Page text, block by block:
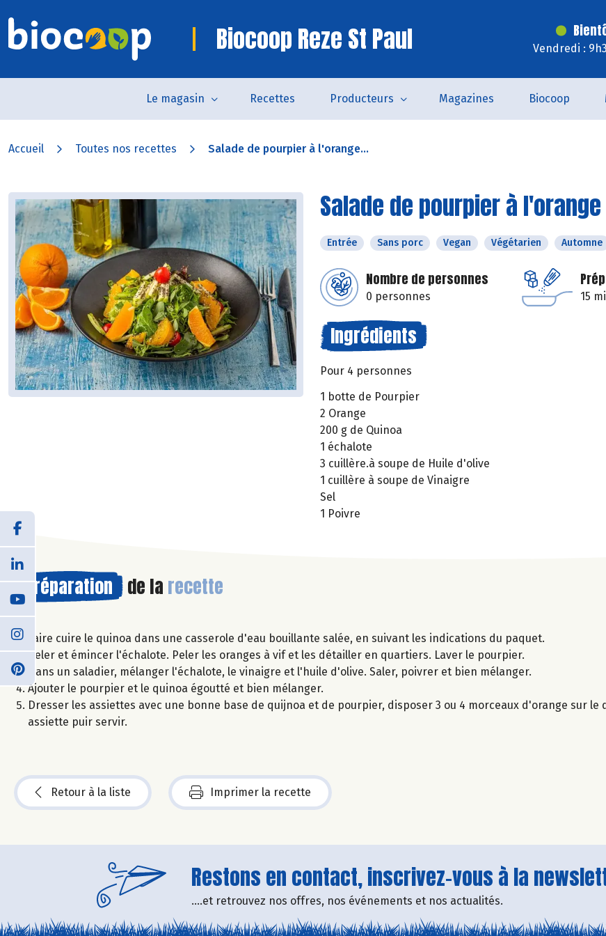
Biocoop Reze St Paul Vendredi :
Le magasin Recettes Producteurs Magazines Biocoop
Accueil Toutes nos recettes Salade de pourpier à l'orange...
Salade de pourpier à
Entrée Sans porc Vegan Végétarien Automne
Nombre de personnes
0 personnes 15
Ingrédients
Pour 4 personnes
1 botte de Pourpier
2 Orange
200 g de Quinoa
1 échalote
3 cuillère.à soupe de Huile d'olive
1 cuillère à soupe de Vinaigre
Sel
1 Poivre
Préparation de la recette
Faire cuire le quinoa dans une casserole d'eau bouillante salée, en suivant les indications du paquet.
Peler et émincer l'échalote. Peler les oranges à vif et les détailler en quartiers. Laver le pourpier.
Dans un saladier, mélanger l'échalote, le vinaigre et l'huile d'olive. Saler, poivrer et bien mélanger.
Ajouter le pourpier et le quinoa égoutté et bien mélanger.
Dresser les assiettes avec une bonne base de quijnoa et de pourpier, disposer 3 ou 4 morceaux d'orange sur le
assiette puir servir.
Retour à la liste Imprimer la recette
Restons en contact, inscrivez-vous à la
....et retrouvez nos offres, nos événements et nos actualités.